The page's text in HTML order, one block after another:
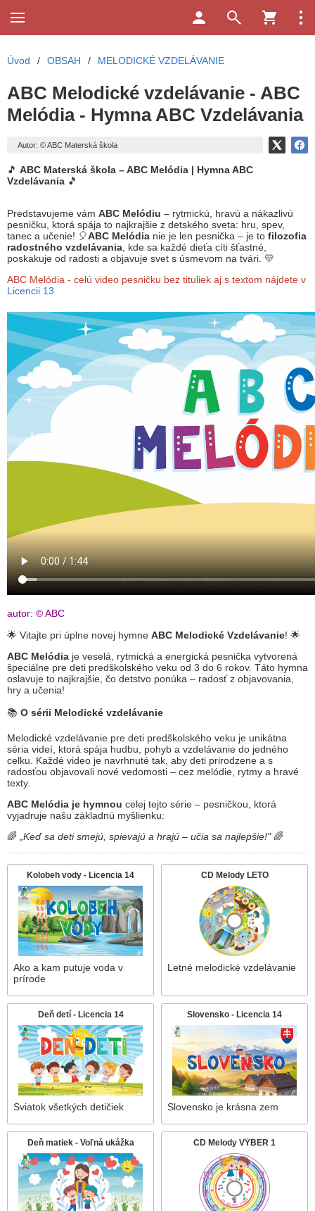
Úvod / OBSAH / MELODICKÉ VZDELÁVANIE
ABC Melodické vzdelávanie - ABC
Melódia - Hymna ABC Vzdelávania
Autor: © ABC Materská škola
🎵 ABC Materská škola – ABC Melódia | Hymna ABC
Vzdelávania 🎵
Predstavujeme vám ABC Melódiu – rytmickú, hravú a nákazlivú
pesničku, ktorá spája to najkrajšie z detského sveta: hru, spev,
tanec a učenie! 🎈ABC Melódia nie je len pesnička – je to filozofia
radostného vzdelávania , kde sa každé dieťa cíti šťastné,
poskakuje od radosti a objavuje svet s úsmevom na tvári. 💛
ABC Melódia - celú video pesničku bez tituliek aj s textom nájdete v
Licencii 13
autor: © ABC
🌟 Vitajte pri úplne novej hymne ABC Melodické Vzdelávanie! 🌟
ABC Melódia je veselá, rytmická a energická pesnička vytvorená
špeciálne pre deti predškolského veku od 3 do 6 rokov. Táto hymna
oslavuje to najkrajšie, čo detstvo ponúka – radosť z objavovania,
hry a učenia!
📚 O sérii Melodické vzdelávanie
Melodické vzdelávanie pre deti predškolského veku je unikátna
séria videí, ktorá spája hudbu, pohyb a vzdelávanie do jedného
celku. Každé video je navrhnuté tak, aby deti prirodzene a s
radosťou objavovali nové vedomosti – cez melódie, rytmy a hravé
texty.
ABC Melódia je hymnou celej tejto série – pesničkou, ktorá
vyjadruje našu základnú myšlienku:
🌈
„Keď sa deti smejú, spievajú a hrajú – učia sa najlepšie!"🌈
Kolobeh vody - Licencia 14
Ako a kam putuje voda v
prírode
CD Melody LETO
Letné melodické vzdelávanie
Deň detí - Licencia 14
Sviatok všetkých detičiek
Slovensko - Licencia 14
Slovensko je krásna zem
Deň matiek - Voľná ukážka CD Melody VÝBER 1